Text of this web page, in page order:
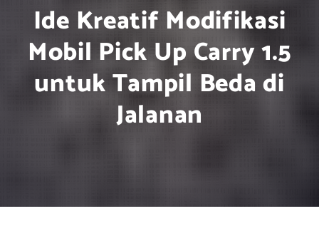
Ide Kreatif Modifikasi
Mobil Pick Up Carry 1.5
untuk Tampil Beda di
Jalanan